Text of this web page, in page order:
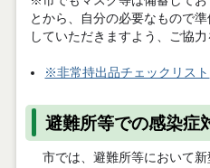
とから、自分の必要なもので
していただきますよう、ご協力
※非常持出品チェックリスト
避難所等での感染症
市では、避難所等において